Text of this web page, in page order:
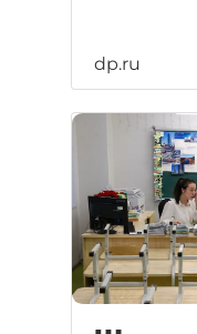
dp.ru